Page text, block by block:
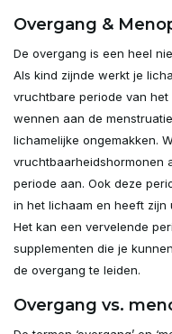
Overgang &
De overgang is een heel
Als kind zijnde werkt je
vruchtbare periode van
wennen aan de
lichamelijke ongemakken.
vruchtbaarheidshormonen
periode aan. Ook deze
in het lichaam en heeft zijn
Het kan een vervelende
supplementen die je
de overgang te leiden.
Overgang vs.